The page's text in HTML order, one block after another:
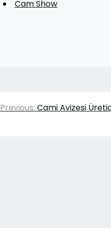
Cam Show
Yazı
Previous: Cami Avizesi